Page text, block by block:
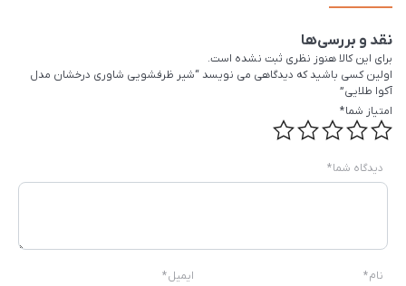
نقد و بررسی‌ها
برای این کالا هنوز نظری ثبت نشده است.
اولین کسی باشید که دیدگاهی می نویسد “شیر ظرفشويی شاوری درخشان مدل
آکوا طلایی”
امتیاز شما*
دیدگاه شما*
نام* ایمیل*